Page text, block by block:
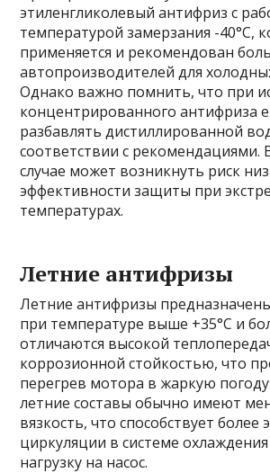
этиленгликолевый антифриз с
температурой замерзания -40°C,
применяется и рекомендован
автопроизводителей для
Однако важно помнить, что при
концентрированного антифриза
разбавлять дистиллированной
соответствии с рекомендациями.
случае может возникнуть риск
эффективности защиты при
температурах.
Летние антифризы
Летние антифризы
при температуре выше +35°C и
отличаются высокой
коррозионной стойкостью, что
перегрев мотора в жаркую
летние составы обычно имеют
вязкость, что способствует
циркуляции в системе
нагрузку на насос.